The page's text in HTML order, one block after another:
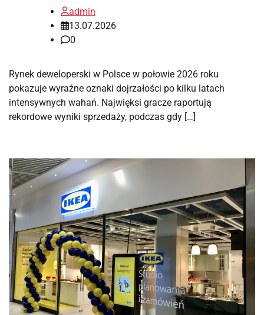
admin
13.07.2026
0
Rynek deweloperski w Polsce w połowie 2026 roku
pokazuje wyraźne oznaki dojrzałości po kilku latach
intensywnych wahań. Najwięksi gracze raportują
rekordowe wyniki sprzedaży, podczas gdy […]